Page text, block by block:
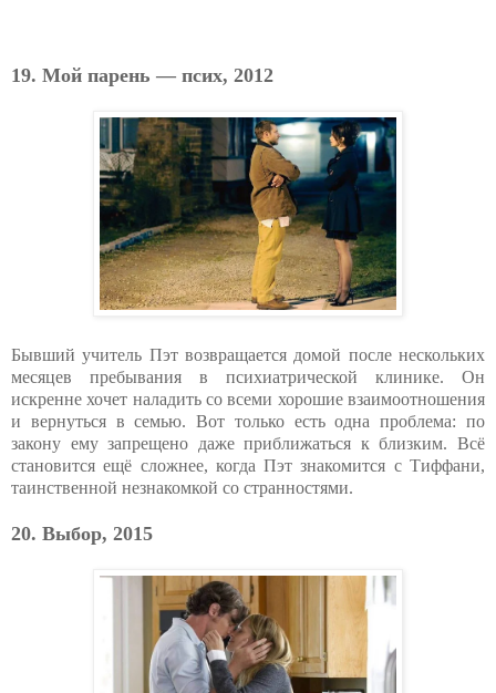
19. Мой парень — псих, 2012
Бывший учитель Пэт возвращается домой после нескольких
месяцев пребывания в психиатрической клинике. Он
искренне хочет наладить со всеми хорошие взаимоотношения
и вернуться в семью. Вот только есть одна проблема: по
закону ему запрещено даже приближаться к близким. Всё
становится ещё сложнее, когда Пэт знакомится с Тиффани,
таинственной незнакомкой со странностями.
20. Выбор, 2015